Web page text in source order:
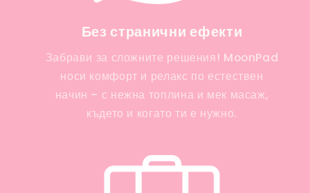
Без странични ефекти
Забрави за сложните решения! MoonPad
носи комфорт и релакс по естествен
начин – с нежна топлина и мек масаж,
където и когато ти е нужно.